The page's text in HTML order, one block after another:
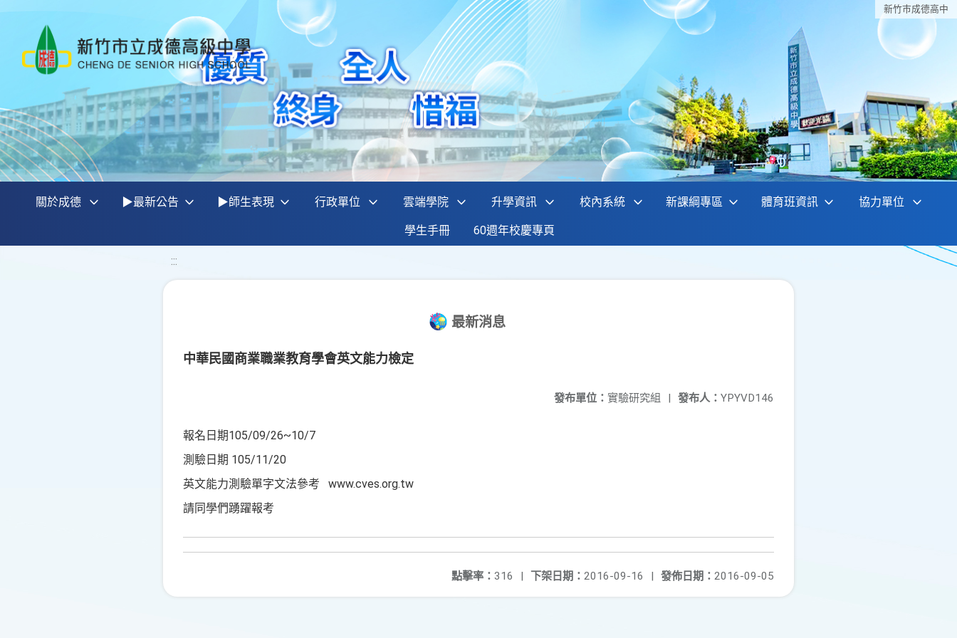
新竹巿成德高中
關於成德 ▶最新公告 ▶師生表現 行政單位 雲端學院 升學資訊 校內系統 新課綱專區 體育班資訊 協力單位
學生手冊 60週年校慶專頁
:::
最新消息
中華民國商業職業教育學會英文能力檢定
發布人： YPYVD146
發布單位： 實驗研究組 |
報名日期105/09/26~10/7
測驗日期 105/11/20
英文能力測驗單字文法參考 www.cves.org.tw
請同學們踴躍報考
發佈日期： 2016-09-05
下架日期： 2016-09-16 |
點擊率： 316 |